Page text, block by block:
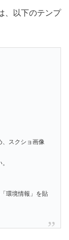
、以下のテンプ
スクショ画像
環境情報」を貼